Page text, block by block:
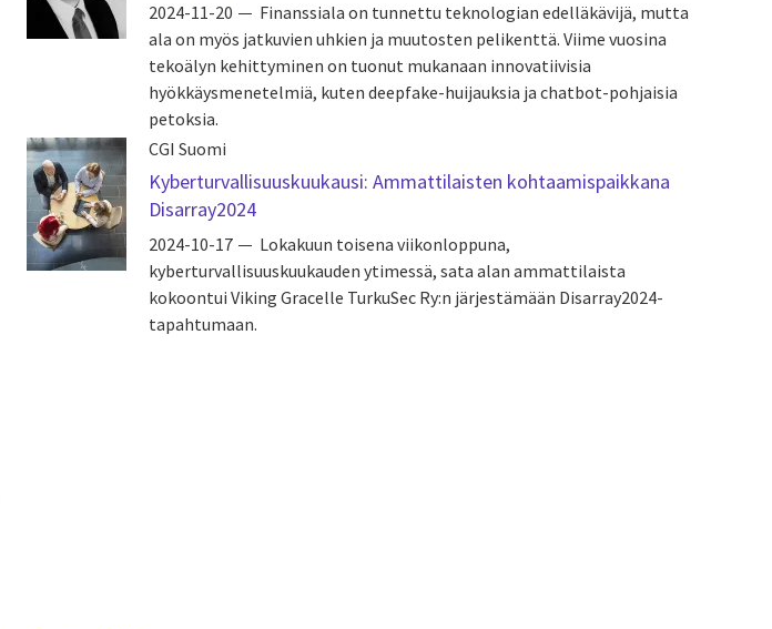
2024-11-20
Finanssiala on tunnettu teknologian edelläkävijä, mutta
ala on myös jatkuvien uhkien ja muutosten pelikenttä. Viime vuosina
tekoälyn kehittyminen on tuonut mukanaan innovatiivisia
hyökkäysmenetelmiä, kuten deepfake-huijauksia ja chatbot-pohjaisia
petoksia.
CGI Suomi
Kyberturvallisuuskuukausi: Ammattilaisten kohtaamispaikkana
Disarray2024
2024-10-17
Lokakuun toisena viikonloppuna,
kyberturvallisuuskuukauden ytimessä, sata alan ammattilaista
kokoontui Viking Gracelle TurkuSec Ry:n järjestämään Disarray2024-
tapahtumaan.